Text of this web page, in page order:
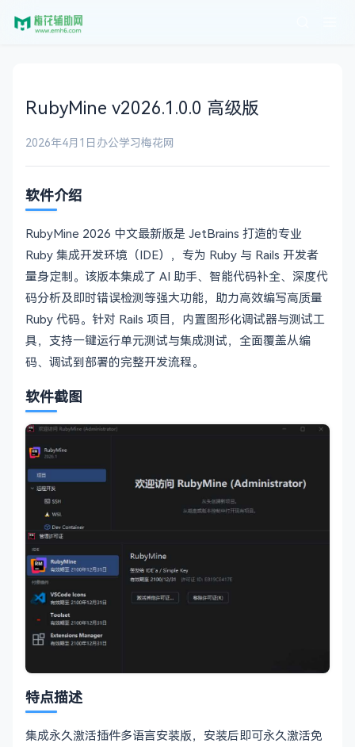
RubyMine v2026.1.0.0 高级版
2026年4月1日 办公学习梅花网
软件介绍
RubyMine 2026 中文最新版是 JetBrains 打造的专业
Ruby 集成开发环境（IDE），专为 Ruby 与 Rails 开发者
量身定制。该版本集成了 AI 助手、智能代码补全、深度代
码分析及即时错误检测等强大功能，助力高效编写高质量
Ruby 代码。针对 Rails 项目，内置图形化调试器与测试工
具，支持一键运行单元测试与集成测试，全面覆盖从编
码、调试到部署的完整开发流程。
软件截图
特点描述
集成永久激活插件多语言安装版，安装后即可永久激活免